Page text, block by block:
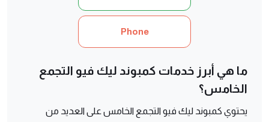
Phone
ما هي أبرز خدمات كمبوند ليك فيو التجمع
الخامس؟
يحتوي كمبوند ليك فيو التجمع الخامس على العديد من